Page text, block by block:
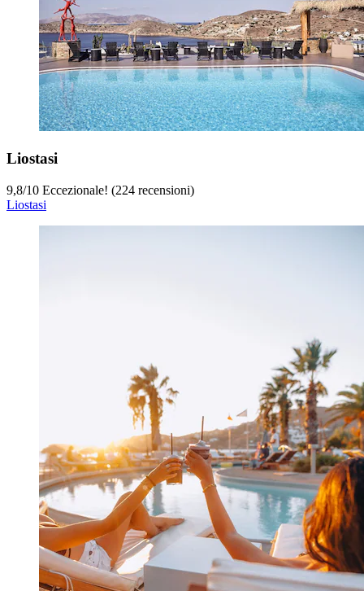
Liostasi
9,8/10 Eccezionale! (224 recensioni)
Liostasi